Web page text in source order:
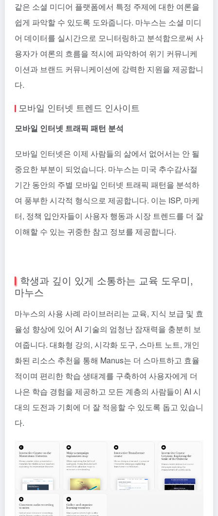
같은 소셜 미디어 플랫폼에서 특정 주제에 대한 여론을
쉽게 파악할 수 있도록 도와줍니다. 마누스는 소셜 미디
어 데이터를 실시간으로 모니터링하고 분석함으로써 사
용자가 여론의 흐름을 적시에 파악하여 위기 커뮤니케
이션과 브랜드 커뮤니케이션에 강력한 지원을 제공합니
다.
모바일 인터넷 트렌드 인사이트
모바일 인터넷 트래픽 패턴 분석
모바일 인터넷은 이제 사람들의 삶에서 없어서는 안 될
중요한 부분이 되었습니다. 마누스는 미국 추수감사절
기간 동안의 주별 모바일 인터넷 트래픽 패턴을 분석하
여 풍부한 시각적 형식으로 제공합니다. 이는 ISP, 마케
터, 정책 입안자들이 사용자 행동과 시장 트렌드를 더 잘
이해할 수 있는 귀중한 참고 정보를 제공합니다.
학생과 깊이 있게 소통하는 교육 도우미,
마누스
마누스의 사용 사례 라이브러리는 교육, 지식 보급 및 효
율성 향상에 있어 AI 기술의 엄청난 잠재력을 충분히 보
여줍니다. 대화형 강의, 시각화 도구, 스마트 노트, 개인
화된 리소스 추천을 통해 Manus는 더 스마트하고 효율
적이며 편리한 학습 생태계를 구축하여 사용자에게 더
나은 학습 경험을 제공하고 모든 계층의 사람들이 AI 시
대의 도전과 기회에 더 잘 적응할 수 있도록 돕고 있습니
다.